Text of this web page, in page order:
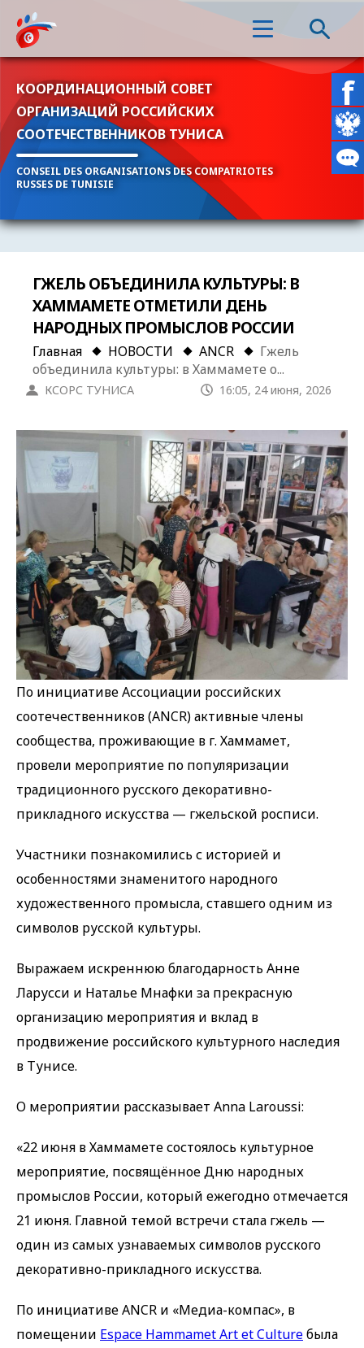
КООРДИНАЦИОННЫЙ СОВЕТ
ОРГАНИЗАЦИЙ РОССИЙСКИХ
СООТЕЧЕСТВЕННИКОВ ТУНИСА
CONSEIL DES ORGANISATIONS DES COMPATRIOTES
RUSSES DE TUNISIE
ГЖЕЛЬ ОБЪЕДИНИЛА КУЛЬТУРЫ: В
ХАММАМЕТЕ ОТМЕТИЛИ ДЕНЬ
НАРОДНЫХ ПРОМЫСЛОВ РОССИИ
Главная НОВОСТИ ANCR
Гжель
объединила культуры: в Хаммамете о...
КСОРС ТУНИСА 16:05, 24 июня, 2026
По инициативе Ассоциации российских
соотечественников (ANCR) активные члены
сообщества, проживающие в г. Хаммамет,
провели мероприятие по популяризации
традиционного русского декоративно-
прикладного искусства — гжельской росписи.
Участники познакомились с историей и
особенностями знаменитого народного
художественного промысла, ставшего одним из
символов русской культуры.
Выражаем искреннюю благодарность Анне
Ларусси и Наталье Мнафки за прекрасную
организацию мероприятия и вклад в
продвижение российского культурного наследия
в Тунисе.
О мероприятии рассказывает Anna Laroussi:
«22 июня в Хаммамете состоялось культурное
мероприятие, посвящённое Дню народных
промыслов России, который ежегодно отмечается
21 июня. Главной темой встречи стала гжель —
один из самых узнаваемых символов русского
декоративно-прикладного искусства.
По инициативе ANCR и «Медиа-компас», в
помещении Espace Hammamet Art et Cultureбыла